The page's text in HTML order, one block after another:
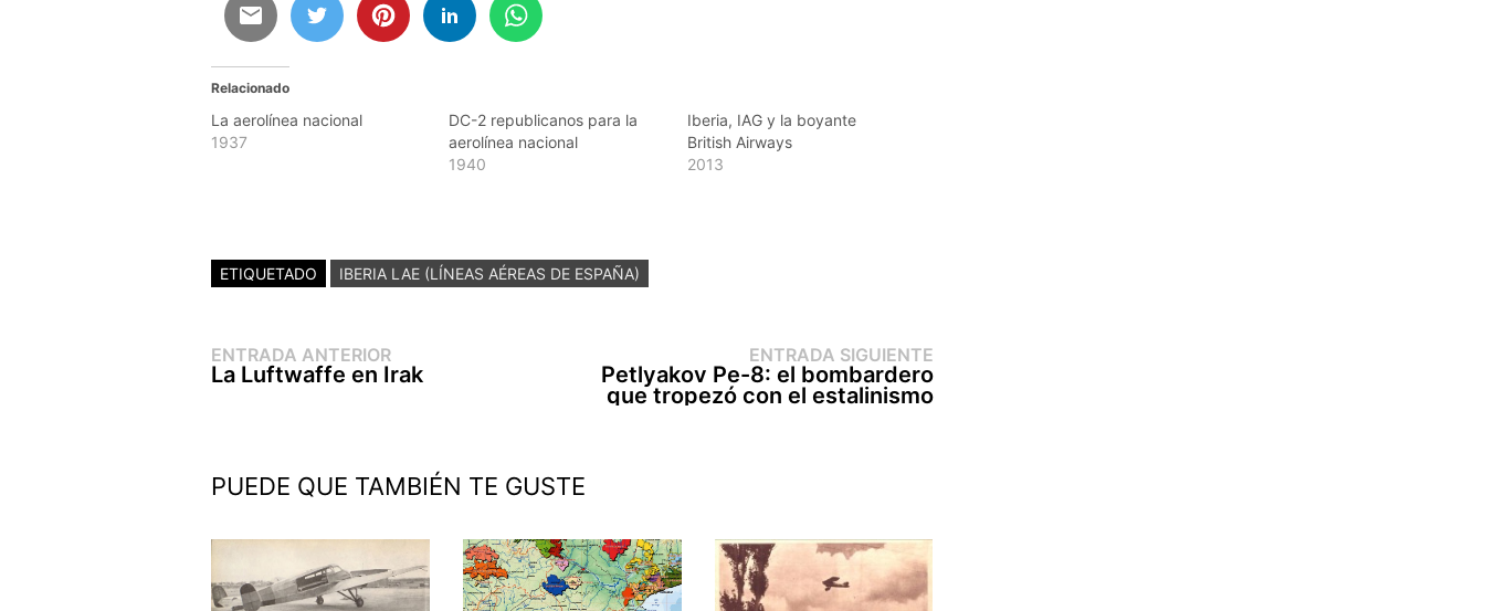
Relacionado
La aerolínea nacional
1937
DC-2 republicanos para la
aerolínea nacional
1940
Iberia, IAG y la boyante
British Airways
2013
ETIQUETADO IBERIA LAE (LÍNEAS AÉREAS DE ESPAÑA)
Navegación
de
ENTRADA ANTERIOREntrada
anterior:
La Luftwaffe en Irak
ENTRADA SIGUIENTEEntrada
siguiente:
Petlyakov Pe-8: el bombardero
que tropezó con el estalinismo
PUEDE QUE TAMBIÉN TE GUSTE